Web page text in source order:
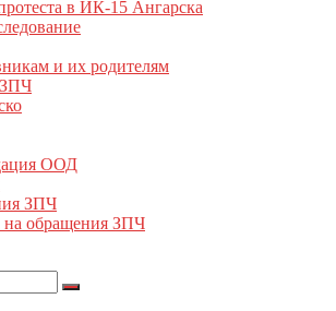
в ИК-15 Ангарска
и их родителям
ЗПЧ
ООД
ЗПЧ
на обращения ЗПЧ